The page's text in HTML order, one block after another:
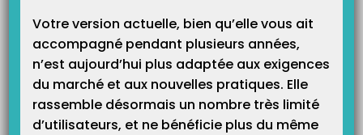
Catégories
Votre version actuelle, bien qu’elle vous ait
accompagné pendant plusieurs années,
n’est aujourd’hui plus adaptée aux exigences
du marché et aux nouvelles pratiques. Elle
rassemble désormais un nombre très limité
d’utilisateurs, et ne bénéficie plus du même